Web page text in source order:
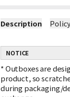
Description
NOTICE
*Outboxes are
product, so
during packaging/